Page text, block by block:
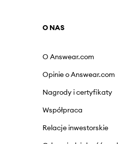
O NAS
O Answear.com
Opinie o Answear.com
Nagrody i certyfikaty
Współpraca
Relacje inwestorskie